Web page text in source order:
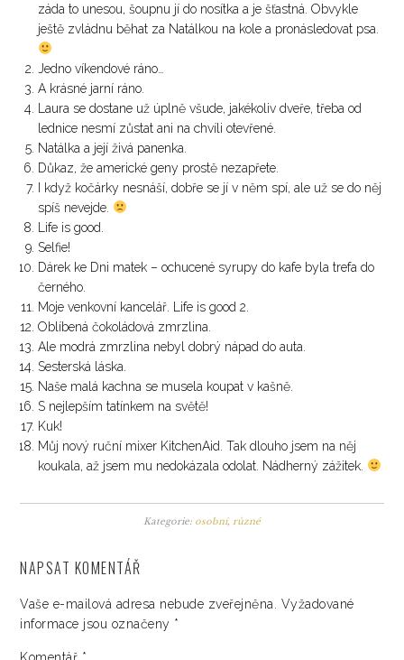
záda to unesou, šoupnu jí do nosítka a je šťastná. Obvykle
ještě zvládnu běhat za Natálkou na kole a pronásledovat psa.
Jedno víkendové ráno…
A krásné jarní ráno.
Laura se dostane už úplně všude, jakékoliv dveře, třeba od
lednice nesmí zůstat ani na chvíli otevřené.
Natálka a její živá panenka.
Důkaz, že americké geny prostě nezapřete.
I když kočárky nesnáší, dobře se jí v něm spí, ale už se do něj
spíš nevejde.
Life is good.
Selfie!
Dárek ke Dni matek – ochucené syrupy do kafe byla trefa do
černého.
Moje venkovní kancelář. Life is good 2.
Oblíbená čokoládová zmrzlina.
Ale modrá zmrzlina nebyl dobrý nápad do auta.
Sesterská láska.
Naše malá kachna se musela koupat v kašně.
S nejlepším tatínkem na světě!
Kuk!
Můj nový ruční mixer KitchenAid. Tak dlouho jsem na něj
koukala, až jsem mu nedokázala odolat. Nádherný zážitek.
Kategorie: osobní, různé
NAPSAT KOMENTÁŘ
Vaše e-mailová adresa nebude zveřejněna.
Vyžadované
informace jsou označeny *
Komentář *